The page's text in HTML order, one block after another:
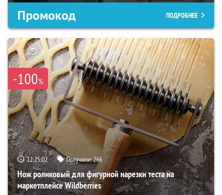
Промокод ПОДРОБНЕЕ
-100%
12:25:01 Получили:266
Нож роликовый для фигурной нарезки теста на
маркетплейсе Wildberries